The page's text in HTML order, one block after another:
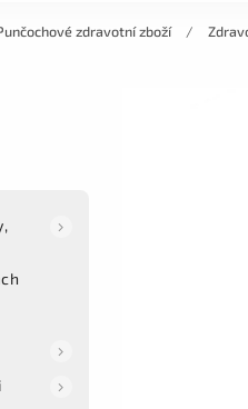
zdravotní zboží /